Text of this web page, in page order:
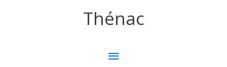
Thénac
MENU